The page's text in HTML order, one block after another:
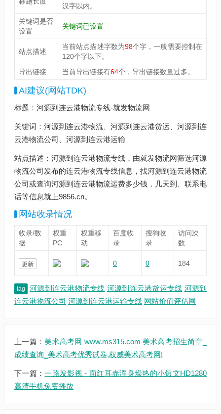
汉字以内。
关键词是否
设置
关键词已设置
站点描述
当前站点描述字数为98个字，一般需要控制在
120个字以下。
导出链接
当前导出链接有64个，导出链接数量过多。
AI建议(网站TDK)
标题：河源到连云港物流专线-就发物流网
关键词：河源到连云港物流、河源到连云港货运、河源到连
云港物流公司、河源到连云港运输
站点描述：河源到连云港物流专线，由就发物流网筛选河源
物流公司发布的连云港物流专线信息，找河源到连云港物流
公司或查询河源到连云港物流运费多少钱，几天到、联系电
话等信息就上9856.cn。
网站收录情况
收录/数
据
权重
PC
权重移
动
百度收
录
搜狗收
录
访问次
数
更新 0 0 184
tag 河源到连云港物流专线 河源到连云港货运专线 河源到
连云港物流公司 河源到连云港运输专线 网站价值评估网
上一篇： 美术高考网 www.ms315.com 美术高考招生简章_
成绩查询_美术高考优秀试卷,权威美术高考网!
下一篇：一路发影视 - 面红耳赤浑身燥热的小短文HD1280
高清手机免费播放